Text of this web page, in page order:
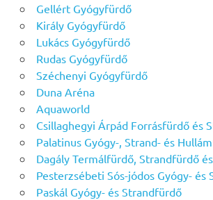
Gellért Gyógyfürdő
Király Gyógyfürdő
Lukács Gyógyfürdő
Rudas Gyógyfürdő
Széchenyi Gyógyfürdő
Duna Aréna
Aquaworld
Csillaghegyi Árpád Forrásfürdő és
Palatinus Gyógy-, Strand- és
Dagály Termálfürdő, Strandfürdő
Pesterzsébeti Sós-jódos Gyógy- és
Paskál Gyógy- és Strandfürdő